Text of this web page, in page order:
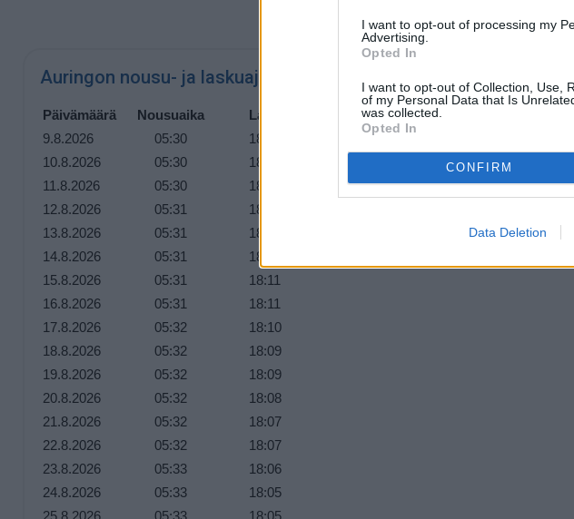
I want to opt-out of processing my
Advertising.
Opted In
I want to opt-out of Collection, Use,
of my Personal Data that Is
was collected.
Opted In
CONFIRM
Data Deletion
Auringon nousu- ja laskuajat lähipäivinä
Päivämäärä Nousuaika
Laskuaika
9.8.2026
05:30
18:14
10.8.2026
05:30
18:14
11.8.2026
05:30
18:13
12.8.2026
05:31
18:13
13.8.2026
05:31
18:12
14.8.2026
05:31
18:12
15.8.2026
05:31
18:11
16.8.2026
05:31
18:11
17.8.2026
05:32
18:10
18.8.2026
05:32
18:09
19.8.2026
05:32
18:09
20.8.2026
05:32
18:08
21.8.2026
05:32
18:07
22.8.2026
05:32
18:07
23.8.2026
05:33
18:06
24.8.2026
05:33
18:05